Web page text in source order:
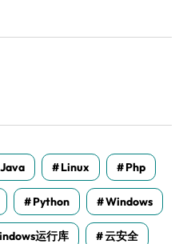
Java Linux Php
Python Windows
运行库 云安全